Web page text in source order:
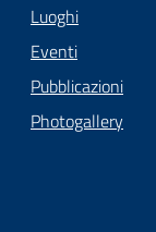
Luoghi
Eventi
Pubblicazioni
Photogallery